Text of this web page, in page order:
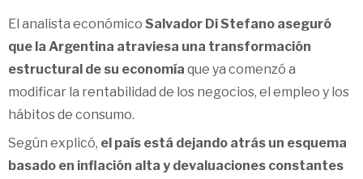
El analista económico Salvador Di Stefano aseguró
que la Argentina atraviesa una transformación
estructural de su economía que ya comenzó a
modificar la rentabilidad de los negocios, el empleo y los
hábitos de consumo.
Según explicó, el país está dejando atrás un esquema
basado en inflación alta y devaluaciones constantes